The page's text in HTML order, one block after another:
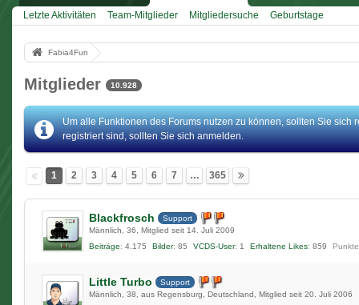
Letzte Aktivitäten Team-Mitglieder Mitgliedersuche Geburtstage
Fabia4Fun
Mitglieder 10.928
Um alle Funktionen des Forums nutzen zu können, sollten Sie sich
registriert sind, sollten Sie sich anmelden.
1 2 3 4 5 6 7 … 365
Blackfrosch
Support
Männlich
36
Mitglied seit 14. Juli 2009
Beiträge
4.175 Bilder 85 VCDS-User 1 Erhaltene Likes 859 Punkte
Little Turbo
Support
Männlich
38 aus Regensburg, Deutschland
Mitglied seit 20. Juli 2006